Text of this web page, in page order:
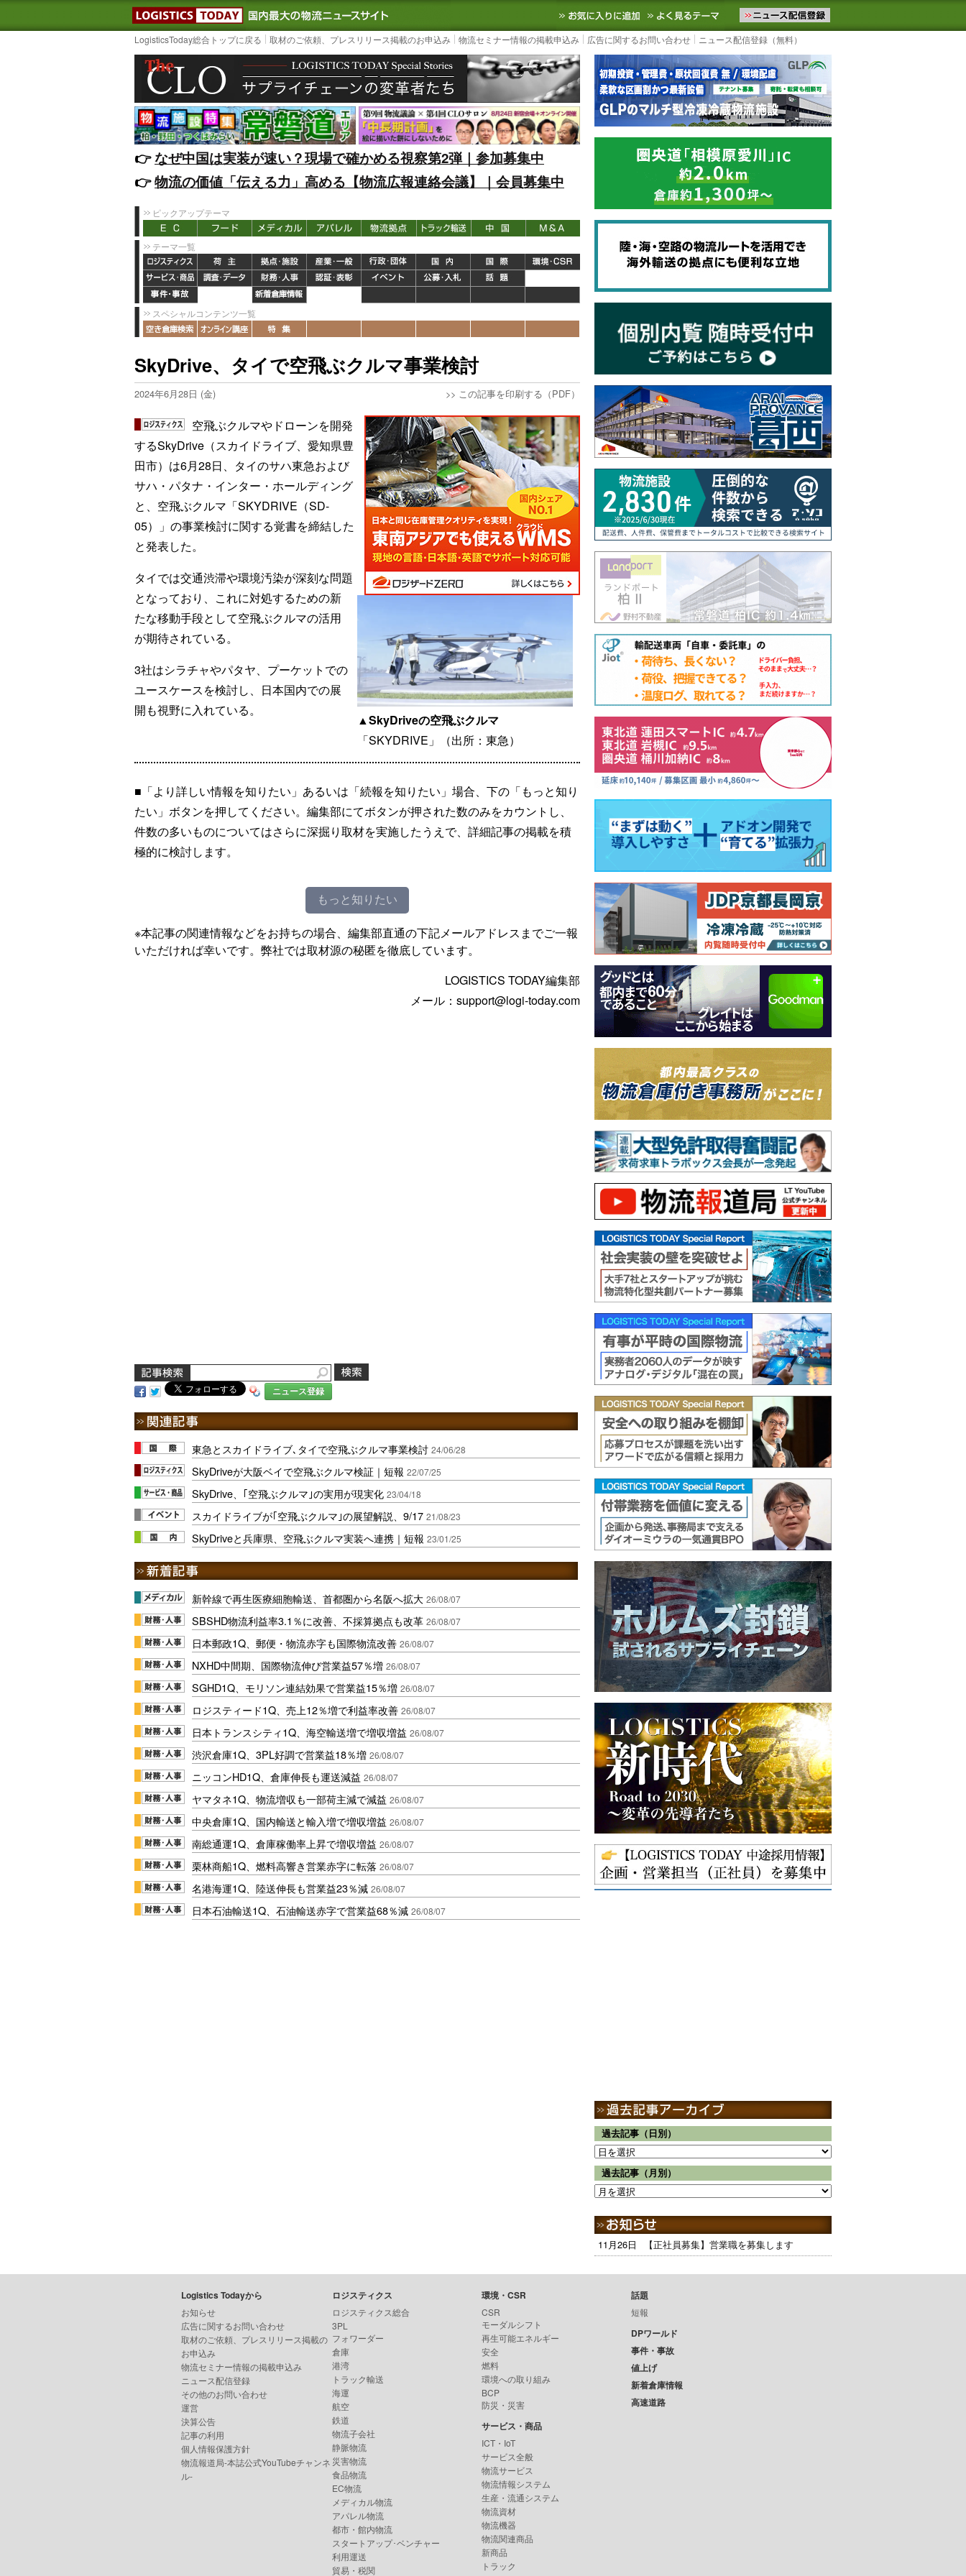
LOGISTICS TODAY｜国内最大の物流ニュースサイト3PL, SCMなど国内外の最新の物流ニュースをお届けします。物流ニュースメール配信を登録す
お気に入りに追加 よく見るテーマ
LogisticsToday総合トップに戻る 取材のご依頼、プレスリリース掲載のお申込み 物流セミナー情報の掲載申込み 広告に関するお問い合わせ ニュース配信登録（無料）
👉️なぜ中国は実装が速い？現場で確かめる視察第2弾｜参加募集中
👉️物流の価値「伝える力」高める【物流広報連絡会議】｜会員募集中
ピックアップテーマ
テーマ一覧
スペシャルコンテンツ一覧
SkyDrive、タイで空飛ぶクルマ事業検討
2024年6月28日 (金) >> この記事を印刷する（PDF）
空飛ぶクルマやドローンを開発
するSkyDrive（スカイドライブ、愛知県豊
田市）は6月28日、タイのサハ東急および
サハ・パタナ・インター・ホールディング
と、空飛ぶクルマ「SKYDRIVE（SD-
05）」の事業検討に関する覚書を締結した
と発表した。
▲SkyDriveの空飛ぶクルマ
「SKYDRIVE」（出所：東急）
タイでは交通渋滞や環境汚染が深刻な問題
となっており、これに対処するための新
たな移動手段として空飛ぶクルマの活用
が期待されている。
3社はシラチャやパタヤ、プーケットでの
ユースケースを検討し、日本国内での展
開も視野に入れている。
■「より詳しい情報を知りたい」あるいは「続報を知りたい」場合、下の「もっと知り
たい」ボタンを押してください。編集部にてボタンが押された数のみをカウントし、
件数の多いものについてはさらに深掘り取材を実施したうえで、詳細記事の掲載を積
極的に検討します。
もっと知りたい
※本記事の関連情報などをお持ちの場合、編集部直通の下記メールアドレスまでご一報
いただければ幸いです。弊社では取材源の秘匿を徹底しています。
LOGISTICS TODAY編集部
メール：support@logi-today.com
ニュース登録
東急とスカイドライブ､タイで空飛ぶクルマ事業検討 24/06/28
SkyDriveが大阪ベイで空飛ぶクルマ検証｜短報 22/07/25
SkyDrive、｢空飛ぶクルマ｣の実用が現実化 23/04/18
スカイドライブが｢空飛ぶクルマ｣の展望解説、9/17 21/08/23
SkyDriveと兵庫県、空飛ぶクルマ実装へ連携｜短報 23/01/25
新幹線で再生医療細胞輸送、首都圏から名阪へ拡大 26/08/07
SBSHD物流利益率3.1％に改善、不採算拠点も改革 26/08/07
日本郵政1Q、郵便・物流赤字も国際物流改善 26/08/07
NXHD中間期、国際物流伸び営業益57％増 26/08/07
SGHD1Q、モリソン連結効果で営業益15％増 26/08/07
ロジスティード1Q、売上12％増で利益率改善 26/08/07
日本トランスシティ1Q、海空輸送増で増収増益 26/08/07
渋沢倉庫1Q、3PL好調で営業益18％増 26/08/07
ニッコンHD1Q、倉庫伸長も運送減益 26/08/07
ヤマタネ1Q、物流増収も一部荷主減で減益 26/08/07
中央倉庫1Q、国内輸送と輸入増で増収増益 26/08/07
南総通運1Q、倉庫稼働率上昇で増収増益 26/08/07
栗林商船1Q、燃料高響き営業赤字に転落 26/08/07
名港海運1Q、陸送伸長も営業益23％減 26/08/07
日本石油輸送1Q、石油輸送赤字で営業益68％減 26/08/07
過去記事（日別）
過去記事（月別）
11月26日 【正社員募集】営業職を募集します
Logistics Todayから
お知らせ
広告に関するお問い合わせ
取材のご依頼、プレスリリース掲載の
お申込み
物流セミナー情報の掲載申込み
ニュース配信登録
その他のお問い合わせ
運営
決算公告
記事の利用
個人情報保護方針
物流報道局-本誌公式YouTubeチャンネ
ル-
ロジスティクス
ロジスティクス総合
3PL
フォワーダー
倉庫
港湾
トラック輸送
海運
航空
鉄道
物流子会社
静脈物流
災害物流
食品物流
EC物流
メディカル物流
アパレル物流
都市・館内物流
スタートアップ･ベンチャー
利用運送
貿易・税関
環境・CSR
CSR
モーダルシフト
再生可能エネルギー
安全
燃料
環境への取り組み
BCP
防災・災害
サービス・商品
ICT・IoT
サービス全般
物流サービス
物流情報システム
生産・流通システム
物流資材
物流機器
物流関連商品
新商品
トラック
話題
短報
DPワールド
事件・事故
値上げ
新着倉庫情報
高速道路